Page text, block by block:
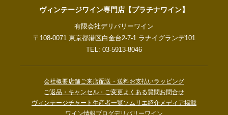
ヴィンテージワイン専門店【プラチナワイン】
有限会社デリバリーワイン
〒108-0071 東京都港区白金台2-7-1 ラナイグランデ101
TEL: 03-5913-8046
会社概要店舗ご来店配送・送料お支払いラッピング
ご返品・キャンセル・ご変更よくある質問お問合せ
ヴィンテージチャート 生産者一覧ソムリエ紹介メディア掲載
ワイン情報ブログデリバリーワイン